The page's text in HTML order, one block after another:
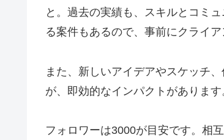
と。過去の実績も、スキルとコミ
る案件もあるので、事前にクライ
また、新しいアイデアやスケッチ
が、即効的なインパクトがあります
フォロワーは3000が目安です。相